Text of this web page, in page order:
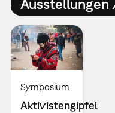
Ausstellungen
Symposium
Aktivistengipfel